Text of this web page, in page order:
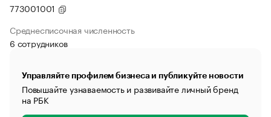
773001001
Среднесписочная численность
6 сотрудников
Управляйте профилем бизнеса и публикуйте новости
Повышайте узнаваемость и развивайте личный бренд
на РБК